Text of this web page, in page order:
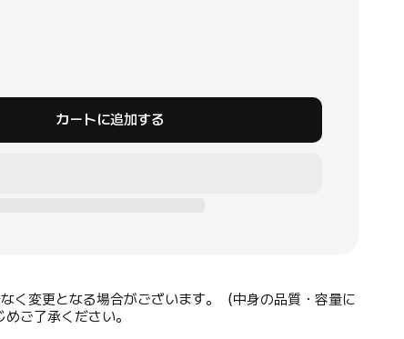
カートに追加する
く変更となる場合がございます。（中身の品質・容量に
ご了承ください。